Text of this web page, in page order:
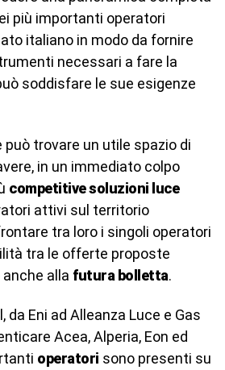
più importanti operatori
italiano in modo da fornire
necessari a fare la
soddisfare le sue esigenze
trovare un utile spazio di
in un immediato colpo
competitive soluzioni luce
attivi sul territorio
tra loro i singoli operatori
tra le offerte proposte
alla futura bolletta.
da Eni ad Alleanza Luce e Gas
Acea, Alperia, Eon ed
operatori sono presenti su